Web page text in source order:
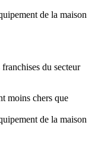
de la maison
du secteur
moins chers que
de la maison